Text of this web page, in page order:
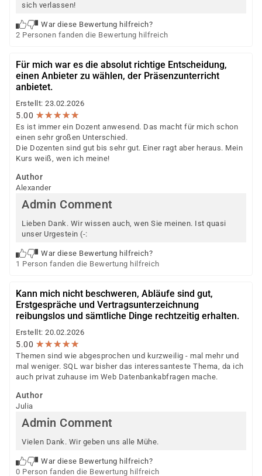
sich verlassen!
War diese Bewertung hilfreich?
2 Personen fanden die Bewertung hilfreich
Für mich war es die absolut richtige Entscheidung,
einen Anbieter zu wählen, der Präsenzunterricht
anbietet.
Erstellt: 23.02.2026
5.00 ★★★★★
★★★★★
Es ist immer ein Dozent anwesend. Das macht für mich schon
einen sehr großen Unterschied.
Die Dozenten sind gut bis sehr gut. Einer ragt aber heraus. Mein
Kurs weiß, wen ich meine!
Author
Alexander
Admin Comment
Lieben Dank. Wir wissen auch, wen Sie meinen. Ist quasi
unser Urgestein (-:
War diese Bewertung hilfreich?
1 Person fanden die Bewertung hilfreich
Kann mich nicht beschweren, Abläufe sind gut,
Erstgespräche und Vertragsunterzeichnung
reibungslos und sämtliche Dinge rechtzeitig erhalten.
Erstellt: 20.02.2026
5.00 ★★★★★
★★★★★
Themen sind wie abgesprochen und kurzweilig - mal mehr und
mal weniger. SQL war bisher das interessanteste Thema, da ich
auch privat zuhause im Web Datenbankabfragen mache.
Author
Julia
Admin Comment
Vielen Dank. Wir geben uns alle Mühe.
War diese Bewertung hilfreich?
0 Person fanden die Bewertung hilfreich